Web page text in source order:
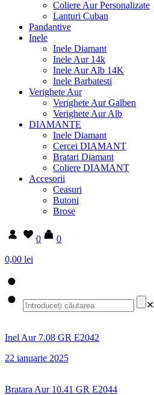
Coliere Aur Personalizate
Lanturi Cuban
Pandantive
Inele
Inele Diamant
Inele Aur 14k
Inele Aur Alb 14K
Inele Barbatesti
Verighete Aur
Verighete Aur Galben
Verighete Aur Alb
DIAMANTE
Inele Diamant
Cercei DIAMANT
Bratari Diamant
Coliere DIAMANT
Accesorii
Ceasuri
Butoni
Brose
0
0
0,00 lei
✕
Inel Aur 7.08 GR E2042
22 ianuarie 2025
Bratara Aur 10.41 GR E2044